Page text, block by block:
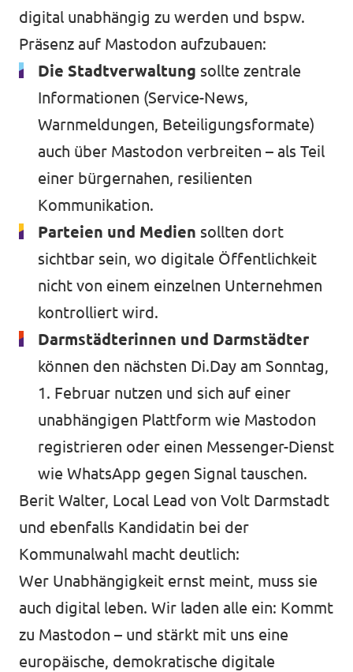
digital unabhängig zu werden und bspw.
Präsenz auf Mastodon aufzubauen:
Die Stadtverwaltung sollte zentrale
Informationen (Service-News,
Warnmeldungen, Beteiligungsformate)
auch über Mastodon verbreiten – als Teil
einer bürgernahen, resilienten
Kommunikation.
Parteien und Medien sollten dort
sichtbar sein, wo digitale Öffentlichkeit
nicht von einem einzelnen Unternehmen
kontrolliert wird.
Darmstädterinnen und Darmstädter
können den nächsten Di.Day am Sonntag,
1. Februar nutzen und sich auf einer
unabhängigen Plattform wie Mastodon
registrieren oder einen Messenger-Dienst
wie WhatsApp gegen Signal tauschen.
Berit Walter, Local Lead von Volt Darmstadt
und ebenfalls Kandidatin bei der
Kommunalwahl macht deutlich:
Wer Unabhängigkeit ernst meint, muss sie
auch digital leben. Wir laden alle ein: Kommt
zu Mastodon – und stärkt mit uns eine
europäische, demokratische digitale